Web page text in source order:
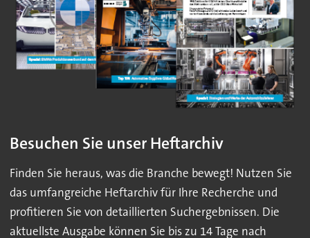
Besuchen Sie unser Heftarchiv
Finden Sie heraus, was die Branche bewegt! Nutzen Sie
das umfangreiche Heftarchiv für Ihre Recherche und
profitieren Sie von detaillierten Suchergebnissen. Die
aktuellste Ausgabe können Sie bis zu 14 Tage nach